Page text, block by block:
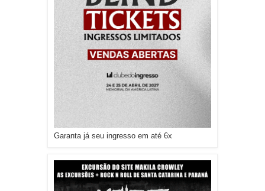
Garanta já seu ingresso em até 6x